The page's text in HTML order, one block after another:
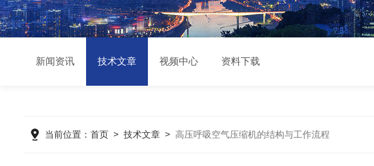
新闻资讯 技术文章 视频中心 资料下载
当前位置：首页 >技术文章 >高压呼吸空气压缩机的结构与工作流程